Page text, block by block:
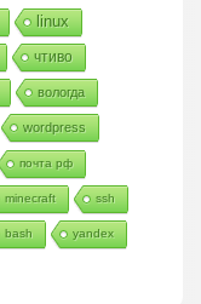
linux
чтиво
вологда
wordpress
почта рф
minecraft ssh
bash yandex